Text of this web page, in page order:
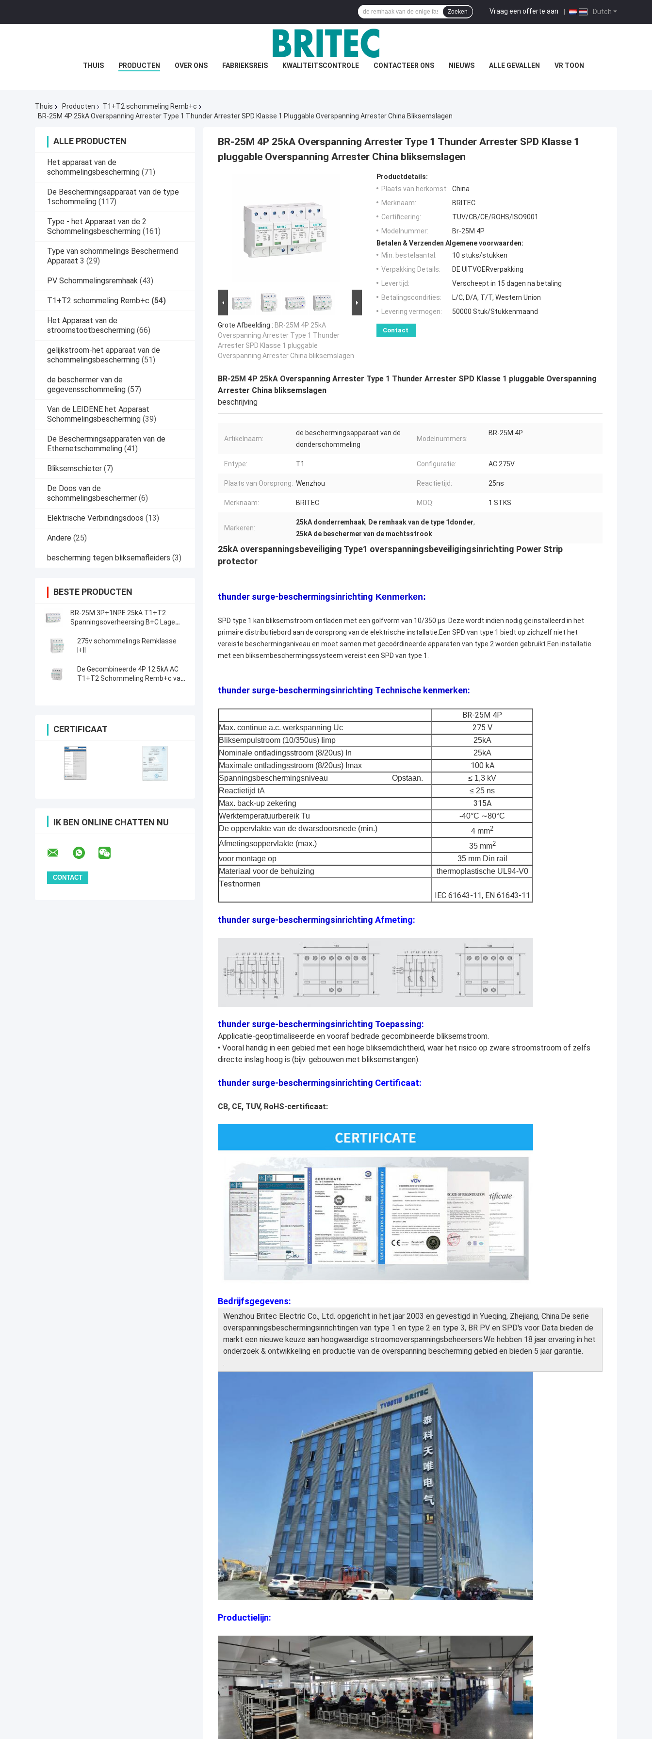
Dutch
Vraag een offerte aan |
Zoeken
THUIS PRODUCTEN OVER ONS FABRIEKSREIS KWALITEITSCONTROLE CONTACTEER ONS NIEUWS ALLE GEVALLEN VR TOON
Thuis Producten
T1+T2 schommeling Remb+c
BR-25M 4P 25kA Overspanning Arrester Type 1 Thunder Arrester SPD Klasse 1 Pluggable Overspanning Arrester China Bliksemslagen
ALLE PRODUCTEN
Het apparaat van de
schommelingsbescherming (71)
De Beschermingsapparaat van de type
1schommeling (117)
Type - het Apparaat van de 2
Schommelingsbescherming (161)
Type van schommelings Beschermend
Apparaat 3 (29)
PV Schommelingsremhaak (43)
T1+T2 schommeling Remb+c (54)
Het Apparaat van de
stroomstootbescherming (66)
gelijkstroom-het apparaat van de
schommelingsbescherming (51)
de beschermer van de
gegevensschommeling (57)
Van de LEIDENE het Apparaat
Schommelingsbescherming (39)
De Beschermingsapparaten van de
Ethernetschommeling (41)
Bliksemschieter (7)
De Doos van de
schommelingsbeschermer (6)
Elektrische Verbindingsdoos (13)
Andere (25)
bescherming tegen bliksemafleiders (3)
BESTE PRODUCTEN
BR-25M 3P+1NPE 25kA T1+T2
Spanningsoverheersing B+C Lage
Spanningsoverheersingsbeschermer
275v schommelings Remklasse
I+II
De Gecombineerde 4P 12.5kA AC
T1+T2 Schommeling Remb+c van
CERTIFICAAT
IK BEN ONLINE CHATTEN NU
BR-25M 4P 25kA Overspanning Arrester Type 1 Thunder Arrester SPD Klasse 1
pluggable Overspanning Arrester China bliksemslagen
Grote Afbeelding : BR-25M 4P 25kA
Overspanning Arrester Type 1 Thunder
Arrester SPD Klasse 1 pluggable
Overspanning Arrester China bliksemslagen
Productdetails:
Plaats van herkomst:
China
Merknaam:
BRITEC
Certificering:
TUV/CB/CE/ROHS/ISO9001
Modelnummer:
Br-25M 4P
Betalen & Verzenden Algemene voorwaarden:
Min. bestelaantal:
10 stuks/stukken
Verpakking Details:
DE UITVOERverpakking
Levertijd:
Verscheept in 15 dagen na betaling
Betalingscondities:
L/C, D/A, T/T, Western Union
Levering vermogen:
50000 Stuk/Stukkenmaand
Contact
BR-25M 4P 25kA Overspanning Arrester Type 1 Thunder Arrester SPD Klasse 1 pluggable Overspanning
Arrester China bliksemslagen
beschrijving
Artikelnaam:
de beschermingsapparaat van de
donderschommeling
Modelnummers:
BR-25M 4P
Entype: T1 Configuratie: AC 275V
Plaats van Oorsprong: Wenzhou Reactietijd: 25ns
Merknaam: BRITEC MOQ: 1 STKS
Markeren:
25kA donderremhaak, De remhaak van de type 1donder,
25kA de beschermer van de machtsstrook
25kA overspanningsbeveiliging Type1 overspanningsbeveiligingsinrichting Power Strip
protector
thunder surge-beschermingsinrichting Kenmerken:
SPD type 1 kan bliksemstroom ontladen met een golfvorm van 10/350 μs. Deze wordt indien nodig geïnstalleerd in het
primaire distributiebord aan de oorsprong van de elektrische installatie.Een SPD van type 1 biedt op zichzelf niet het
vereiste beschermingsniveau en moet samen met gecoördineerde apparaten van type 2 worden gebruikt.Een installatie
met een bliksembeschermingssysteem vereist een SPD van type 1.
thunder surge-beschermingsinrichting Technische kenmerken:
BR-25M 4P
Max. continue a.c. werkspanning Uc 275 V
Bliksempulstroom (10/350us) Iimp
25kA
Nominale ontladingsstroom (8/20us) In
25kA
Maximale ontladingsstroom (8/20us) Imax
100 kA
Spanningsbeschermingsniveau Opstaan.
≤ 1,3 kV
Reactietijd tA
≤ 25 ns
Max. back-up zekering
315A
Werktemperatuurbereik Tu
-40°C ∼80°C
De oppervlakte van de dwarsdoorsnede (min.)
4 mm2
Afmetingsoppervlakte (max.) 35 mm2
voor montage op
35 mm Din rail
Materiaal voor de behuizing
thermoplastische UL94-V0
Testnormen
IEC 61643-11, EN 61643-11
thunder surge-beschermingsinrichting Afmeting:
thunder surge-beschermingsinrichting Toepassing:
Applicatie-geoptimaliseerde en vooraf bedrade gecombineerde bliksemstroom.
• Vooral handig in een gebied met een hoge bliksemdichtheid, waar het risico op zware stroomstroom of zelfs
directe inslag hoog is (bijv. gebouwen met bliksemstangen).
thunder surge-beschermingsinrichting Certificaat:
CB, CE, TUV, RoHS-certificaat:
Bedrijfsgegevens:
Wenzhou Britec Electric Co., Ltd. opgericht in het jaar 2003 en gevestigd in Yueqing, Zhejiang, China.De serie
overspanningsbeschermingsinrichtingen van type 1 en type 2 en type 3, BR PV en SPD's voor Data bieden de
markt een nieuwe keuze aan hoogwaardige stroomoverspanningsbeheersers.We hebben 18 jaar ervaring in het
onderzoek & ontwikkeling en productie van de overspanning bescherming gebied en bieden 5 jaar garantie.
Productielijn: